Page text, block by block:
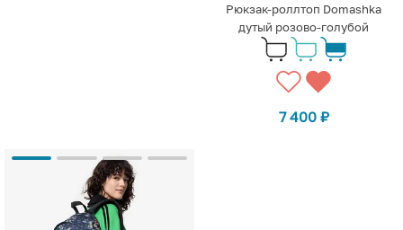
Рюкзак-роллтоп Domashka
дутый розово-голубой
7 400 ₽